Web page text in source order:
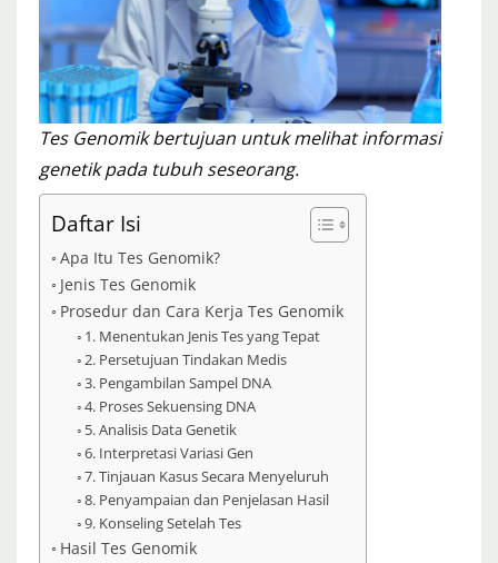
Tes Genomik bertujuan untuk melihat informasi
genetik pada tubuh seseorang.
Daftar Isi
Apa Itu Tes Genomik?
Jenis Tes Genomik
Prosedur dan Cara Kerja Tes Genomik
1. Menentukan Jenis Tes yang Tepat
2. Persetujuan Tindakan Medis
3. Pengambilan Sampel DNA
4. Proses Sekuensing DNA
5. Analisis Data Genetik
6. Interpretasi Variasi Gen
7. Tinjauan Kasus Secara Menyeluruh
8. Penyampaian dan Penjelasan Hasil
9. Konseling Setelah Tes
Hasil Tes Genomik